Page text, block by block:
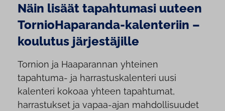
Näin lisäät tapahtumasi uuteen
TornioHaparanda-kalenteriin –
koulutus järjestäjille
Tornion ja Haaparannan yhteinen
tapahtuma- ja harrastuskalenteri uusi
kalenteri kokoaa yhteen tapahtumat,
harrastukset ja vapaa-ajan mahdollisuudet